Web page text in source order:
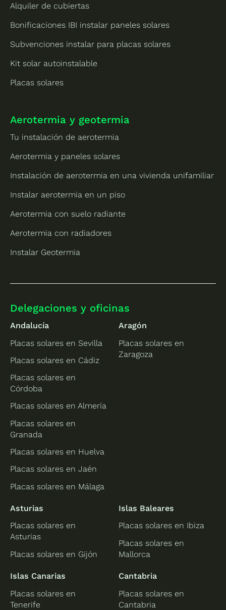
Alquiler de cubiertas
Bonificaciones IBI instalar paneles solares
Subvenciones instalar para placas solares
Kit solar autoinstalable
Placas solares
Aerotermia y geotermia
Tu instalación de aerotermia
Aerotermia y paneles solares
Instalación de aerotermia en una vivienda unifamiliar
Instalar aerotermia en un piso
Aerotermia con suelo radiante
Aerotermia con radiadores
Instalar Geotermia
Delegaciones y oficinas
Andalucía
Placas solares en Sevilla
Placas solares en Cádiz
Placas solares en
Córdoba
Placas solares en Almería
Placas solares en
Granada
Placas solares en Huelva
Placas solares en Jaén
Placas solares en Málaga
Aragón
Placas solares en
Zaragoza
Asturias
Placas solares en
Asturias
Placas solares en Gijón
Islas Baleares
Placas solares en Ibiza
Placas solares en
Mallorca
Islas Canarias
Placas solares en
Tenerife
Cantabria
Placas solares en
Cantabria